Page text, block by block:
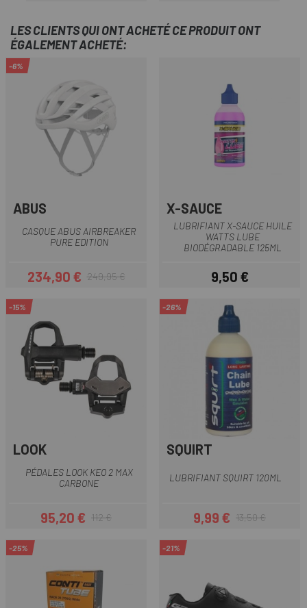
LES CLIENTS QUI ONT ACHETÉ CE PRODUIT ONT
ÉGALEMENT ACHETÉ:
-6%
ABUS
CASQUE ABUS AIRBREAKER
PURE EDITION
Prix
234,90 €Prix habituel
249,95 €
X-SAUCE
LUBRIFIANT X-SAUCE HUILE
WATTS LUBE
BIODÉGRADABLE 125ML
Prix
9,50 €
-15%
LOOK
PÉDALES LOOK KEO 2 MAX
CARBONE
Prix
95,20 €Prix habituel
112 €
-26%
SQUIRT
LUBRIFIANT SQUIRT 120ML
Prix
9,99 €Prix habituel
13,50 €
-25% -21%